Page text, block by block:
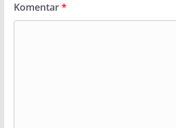
Komentar*